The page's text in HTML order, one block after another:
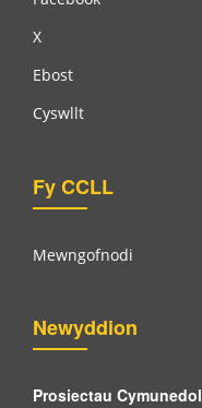
X
Ebost
Cyswllt
Fy CCLL
Mewngofnodi
Newyddion
Prosiectau Cymunedol